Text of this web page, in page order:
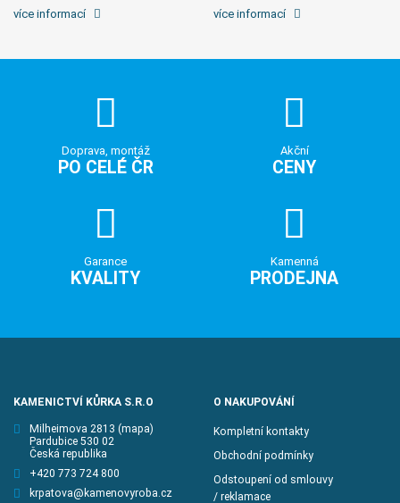
více informací více informací
Doprava, montáž
PO CELÉ ČR
Akční
CENY
Garance
KVALITY
Kamenná
PRODEJNA
KAMENICTVÍ KŮRKA S.R.O
Milheimova 2813 (mapa)
Pardubice 530 02
Česká republika
+420 773 724 800
krpatova@kamenovyroba.cz
O NAKUPOVÁNÍ
Kompletní kontakty
Obchodní podmínky
Odstoupení od smlouvy
/ reklamace